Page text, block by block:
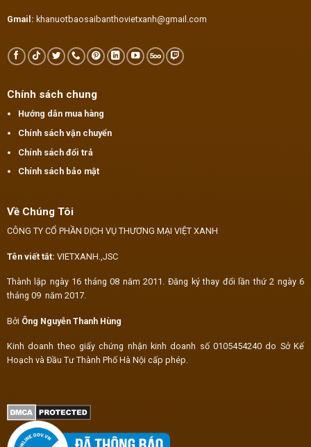
Gmail: khanuotbaosaibanthovietxanh@gmail.com
Chính sách chung
Hướng dẫn mua hàng
Chính sách vận chuyển
Chính sách đổi trả
Chính sách bảo mật
Về Chúng Tôi
CÔNG TY CỔ PHẦN DỊCH VỤ THƯƠNG MẠI VIỆT XANH
Tên viết tắt: VIETXANH.,JSC
Thành lập ngày 16 tháng 08 năm 2011. Đăng ký thay đổi lần thứ 2 ngày 6
tháng 09 năm 2017.
Bởi Ông Nguyễn Thanh Hùng
Kinh doanh theo giấy chứng nhận kinh doanh số 0105454240 do Sở Kế
Hoạch và Đầu Tư Thành Phố Hà Nội cấp phép.